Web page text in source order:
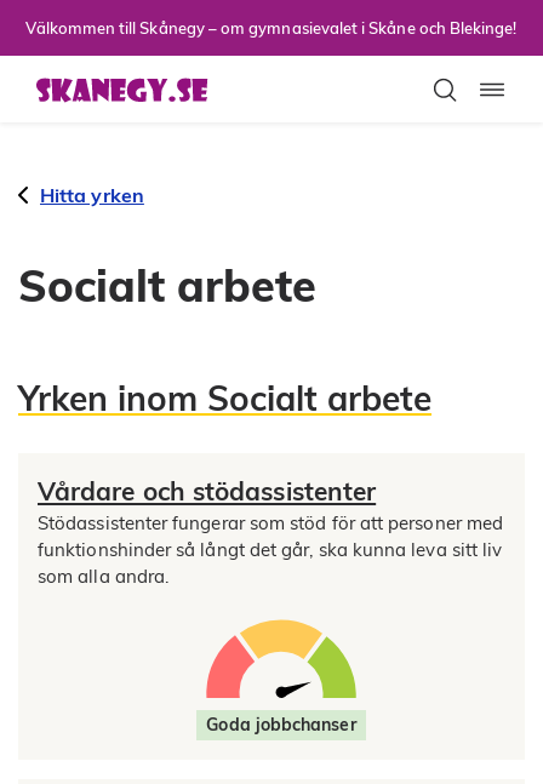
Välkommen till Skånegy – om gymnasievalet i Skåne och Blekinge!
Hitta yrken
Socialt arbete
Yrken inom Socialt arbete
Vårdare och stödassistenter
Stödassistenter fungerar som stöd för att personer med
funktionshinder så långt det går, ska kunna leva sitt liv
som alla andra.
Goda jobbchanser